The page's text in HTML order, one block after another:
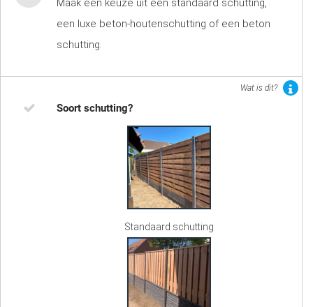
Maak een keuze uit een standaard schutting,
een luxe beton-houtenschutting of een beton
schutting.
Wat is dit?
Soort schutting?
Standaard schutting